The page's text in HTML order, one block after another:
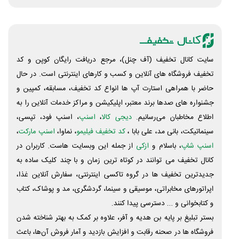
سایت کانال تخفیف (آف چنل)، مرجع دریافت رایگان کوپن و کد
تخفیف فروشگاه های آنلاین و کسب و‌ کارهای اینترنتی است. در حال
حاضر با همراهی استارت آپ ها انواع کد تخفیف، مسابقه، کمپین و
جشنواره های صدها برند معتبر، اپلیکیشن و مراکز خدمات آنلاین را به
اطلاع مخاطبان می‌رسانیم. دیجی کالا، اسنپ، اسنپ فود، تپسی،
سینماتیکت، بانی مد، علی‌ بابا ،کد تخفیف فیلیمو، نماوا، اسنپ مارکت،
اسنپ شاپ، باسلام و ازکی از جمله این وبسایت ‌هاست. کاربران در
کانال تخفیف می توانند در کوتاه ترین زمان و با چند کلیک ساده به
جدیدترین تخفیف ها در گروه تاکسی اینترنتی، سفارش آنلاین غذا،
اپراتورهای مخابراتی، موسیقی و سینما، گردشگری، مد و پوشاک، کتاب
و کتابخوانی و ... دسترسی پیدا کنند.
بستر تبلیغ بر پایه بن هدیه و آفر، علاوه بر کمک به بهتر شناخته شدن
فروشگاه ها در صحنه رقابت و افزایش بازدید و آمار فروش آن‌ها، باعث